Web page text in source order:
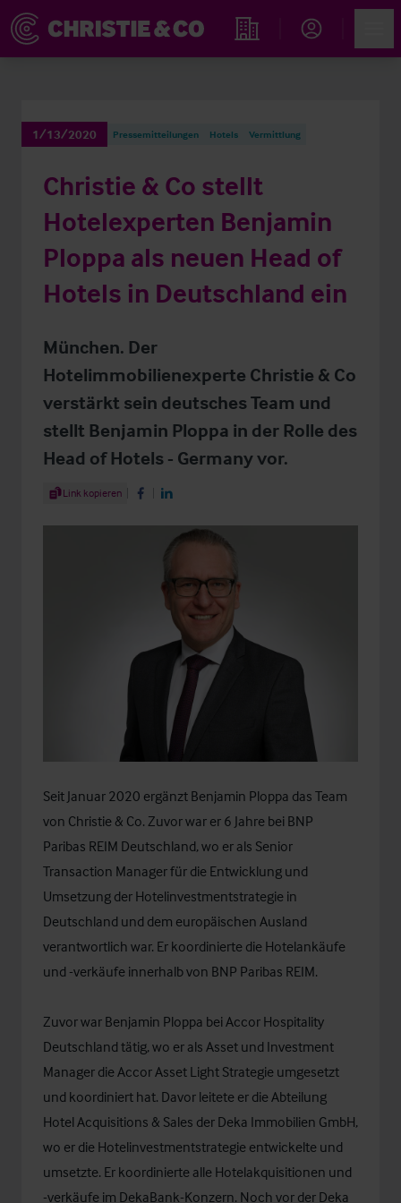
Immobiliensuche
1/13/2020 Pressemitteilungen Hotels Vermittlung
Christie & Co stellt
Hotelexperten Benjamin
Ploppa als neuen Head of
Hotels in Deutschland ein
München. Der
Hotelimmobilienexperte Christie & Co
verstärkt sein deutsches Team und
stellt Benjamin Ploppa in der Rolle des
Head of Hotels - Germany vor.
Share Article
Link kopieren Share on Facebook
Share on LinkedIn
Seit Januar 2020 ergänzt Benjamin Ploppa das Team
von Christie & Co. Zuvor war er 6 Jahre bei BNP
Paribas REIM Deutschland, wo er als Senior
Transaction Manager für die Entwicklung und
Umsetzung der Hotelinvestmentstrategie in
Deutschland und dem europäischen Ausland
verantwortlich war. Er koordinierte die Hotelankäufe
und -verkäufe innerhalb von BNP Paribas REIM.
Zuvor war Benjamin Ploppa bei Accor Hospitality
Deutschland tätig, wo er als Asset und Investment
Manager die Accor Asset Light Strategie umgesetzt
und koordiniert hat. Davor leitete er die Abteilung
Hotel Acquisitions & Sales der Deka Immobilien GmbH,
wo er die Hotelinvestmentstrategie entwickelte und
umsetzte. Er koordinierte alle Hotelakquisitionen und
-verkäufe im DekaBank-Konzern. Noch vor der Deka